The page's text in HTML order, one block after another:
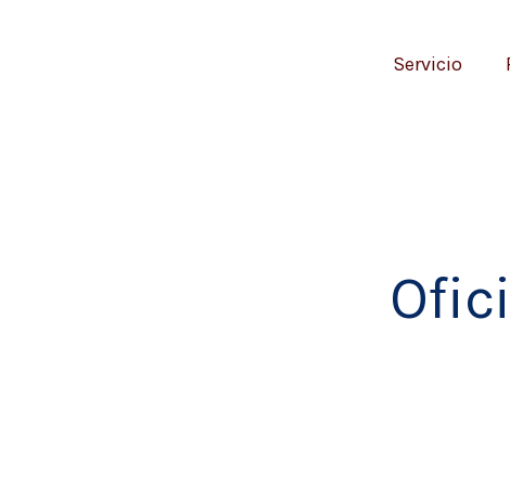
Servicio